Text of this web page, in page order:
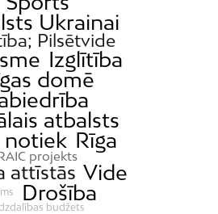
Ukrainai
Pilsētvide
Izglītība
domē
atbalsts
notiek Rīga
projekts
attīstās Vide
Drošība
budžets